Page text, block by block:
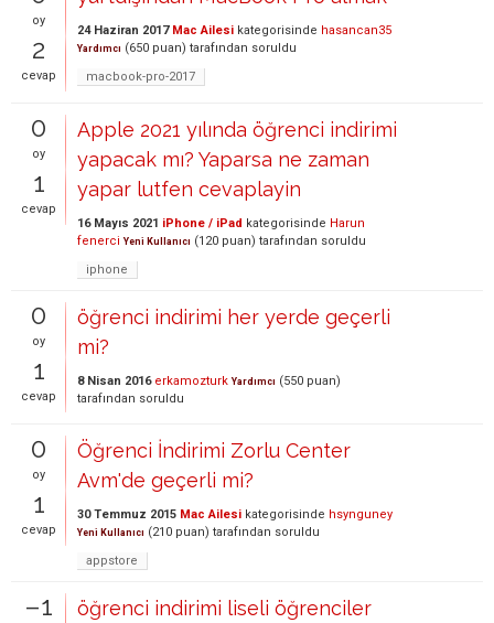
oy
2
cevap
24 Haziran 2017 Mac Ailesi kategorisinde hasancan35
Yardımcı (650 puan) tarafından soruldu
macbook-pro-2017
0
oy
1
cevap
Apple 2021 yılında öğrenci indirimi
yapacak mı? Yaparsa ne zaman
yapar lutfen cevaplayin
16 Mayıs 2021 iPhone / iPad kategorisinde Harun
fenerci Yeni Kullanıcı (120 puan) tarafından soruldu
iphone
0
oy
1
cevap
öğrenci indirimi her yerde geçerli
mi?
8 Nisan 2016 erkamozturk Yardımcı (550 puan)
tarafından soruldu
0
oy
1
cevap
Öğrenci İndirimi Zorlu Center
Avm'de geçerli mi?
30 Temmuz 2015 Mac Ailesi kategorisinde hsynguney
Yeni Kullanıcı (210 puan) tarafından soruldu
appstore
–1
öğrenci indirimi liseli öğrenciler